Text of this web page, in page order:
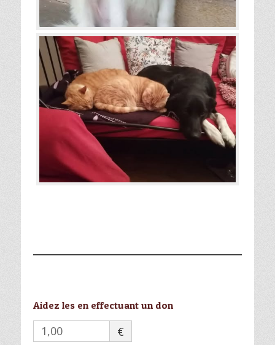
Aidez les en effectuant un don
€